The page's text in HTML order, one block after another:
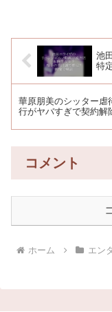
池
特
華原朋美のシッター虐
行がヤバすぎで契約解
コメント
ホーム エン